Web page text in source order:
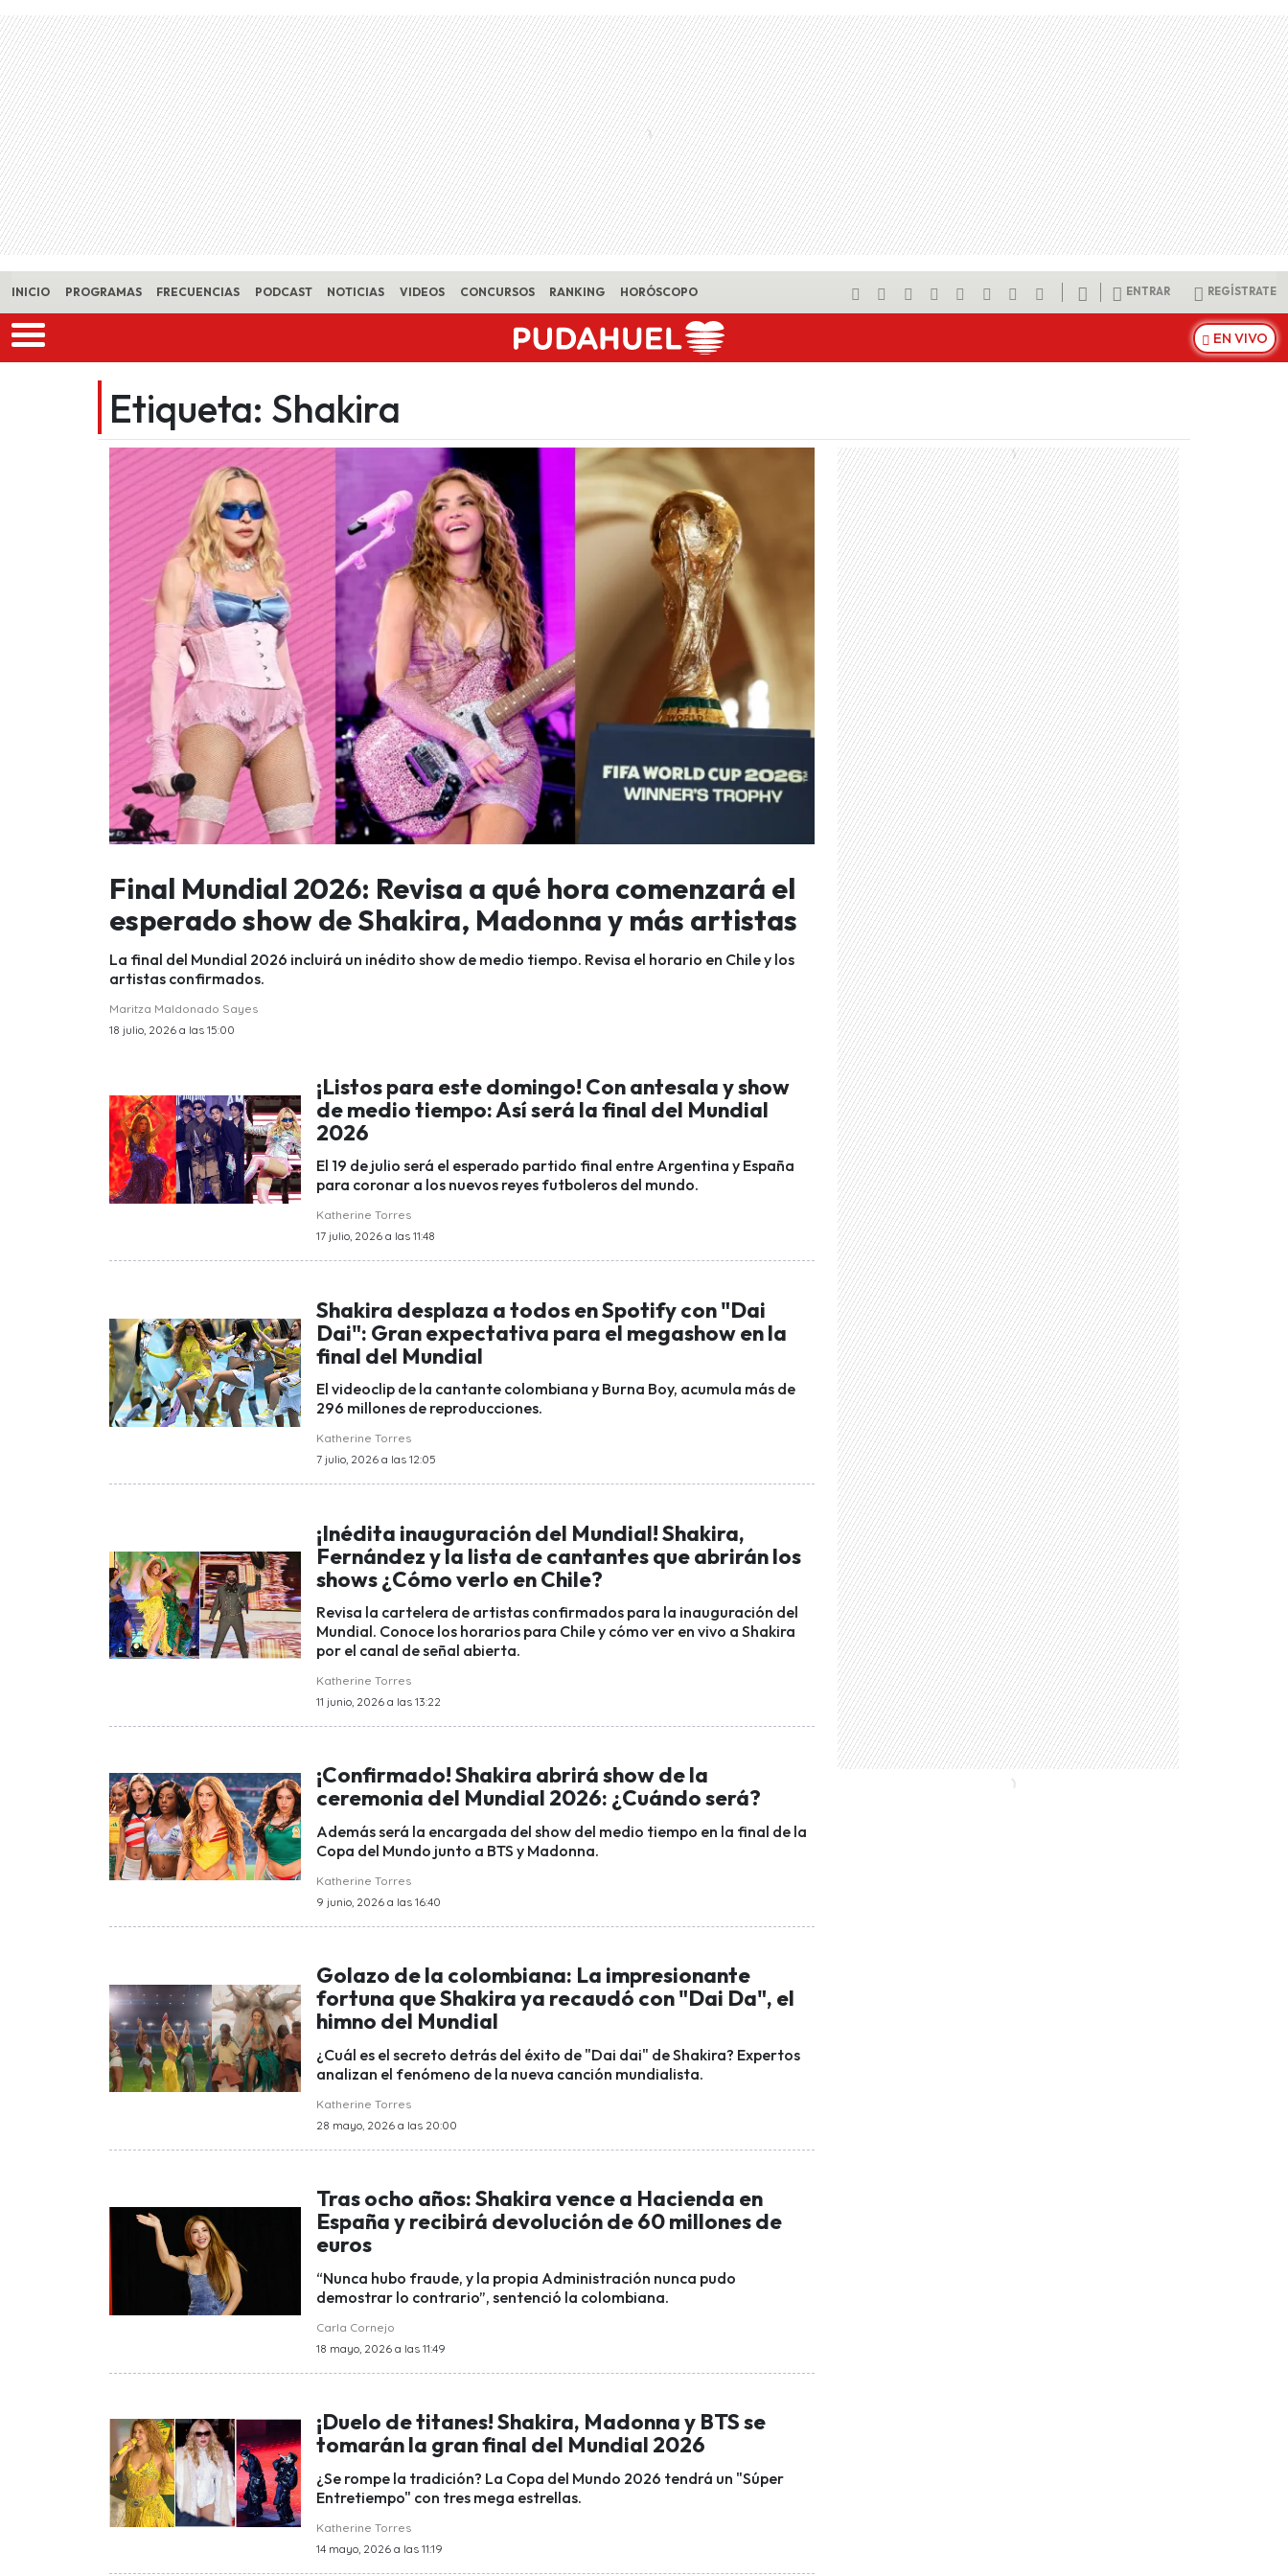
Skip to main content
INICIO PROGRAMAS FRECUENCIAS PODCAST NOTICIAS VIDEOS CONCURSOS RANKING HORÓSCOPO ENTRAR REGÍSTRATE
EN VIVO
Etiqueta: Shakira
Final Mundial 2026: Revisa a qué hora comenzará el
esperado show de Shakira, Madonna y más artistas
La final del Mundial 2026 incluirá un inédito show de medio tiempo. Revisa el horario en Chile y los
artistas confirmados.
Maritza Maldonado Sayes
18 julio, 2026 a las 15:00
¡Listos para este domingo! Con antesala y show
de medio tiempo: Así será la final del Mundial
2026
El 19 de julio será el esperado partido final entre Argentina y España
para coronar a los nuevos reyes futboleros del mundo.
Katherine Torres
17 julio, 2026 a las 11:48
Shakira desplaza a todos en Spotify con "Dai
Dai": Gran expectativa para el megashow en la
final del Mundial
El videoclip de la cantante colombiana y Burna Boy, acumula más de
296 millones de reproducciones.
Katherine Torres
7 julio, 2026 a las 12:05
¡Inédita inauguración del Mundial! Shakira,
Fernández y la lista de cantantes que abrirán los
shows ¿Cómo verlo en Chile?
Revisa la cartelera de artistas confirmados para la inauguración del
Mundial. Conoce los horarios para Chile y cómo ver en vivo a Shakira
por el canal de señal abierta.
Katherine Torres
11 junio, 2026 a las 13:22
¡Confirmado! Shakira abrirá show de la
ceremonia del Mundial 2026: ¿Cuándo será?
Además será la encargada del show del medio tiempo en la final de la
Copa del Mundo junto a BTS y Madonna.
Katherine Torres
9 junio, 2026 a las 16:40
Golazo de la colombiana: La impresionante
fortuna que Shakira ya recaudó con "Dai Da", el
himno del Mundial
¿Cuál es el secreto detrás del éxito de "Dai dai" de Shakira? Expertos
analizan el fenómeno de la nueva canción mundialista.
Katherine Torres
28 mayo, 2026 a las 20:00
Tras ocho años: Shakira vence a Hacienda en
España y recibirá devolución de 60 millones de
euros
“Nunca hubo fraude, y la propia Administración nunca pudo
demostrar lo contrario”, sentenció la colombiana.
Carla Cornejo
18 mayo, 2026 a las 11:49
¡Duelo de titanes! Shakira, Madonna y BTS se
tomarán la gran final del Mundial 2026
¿Se rompe la tradición? La Copa del Mundo 2026 tendrá un "Súper
Entretiempo" con tres mega estrellas.
Katherine Torres
14 mayo, 2026 a las 11:19